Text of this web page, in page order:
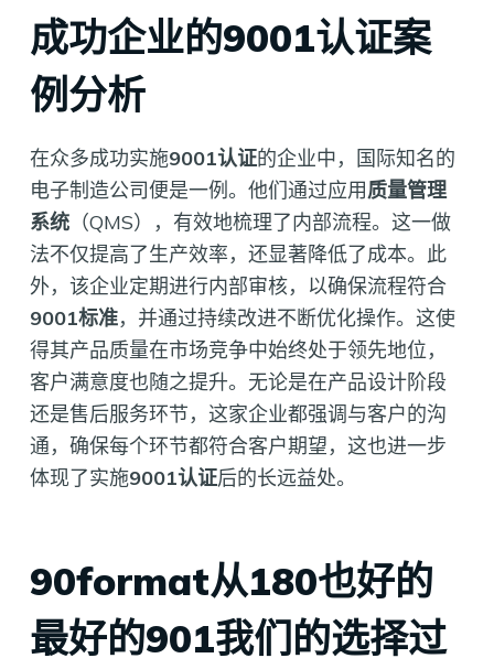
成功企业的9001认证案
例分析
在众多成功实施9001认证的企业中，国际知名的
电子制造公司便是一例。他们通过应用质量管理
系统（QMS），有效地梳理了内部流程。这一做
法不仅提高了生产效率，还显著降低了成本。此
外，该企业定期进行内部审核，以确保流程符合
9001标准，并通过持续改进不断优化操作。这使
得其产品质量在市场竞争中始终处于领先地位，
客户满意度也随之提升。无论是在产品设计阶段
还是售后服务环节，这家企业都强调与客户的沟
通，确保每个环节都符合客户期望，这也进一步
体现了实施9001认证后的长远益处。
90format从180也好的
最好的901我们的选择过